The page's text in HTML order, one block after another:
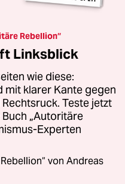
Rebellion“
Linksblick
wie diese:
mit klarer Kante gegen
Teste jetzt
„Autoritäre
Experten
von Andreas